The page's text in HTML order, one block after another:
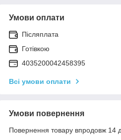
Умови оплати
Післяплата
Готівкою
4035200042458395
Всі умови оплати
Умови повернення
Повернення товару впродовж 14